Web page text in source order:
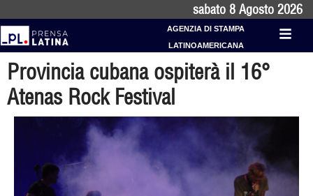
sabato 8 Agosto 2026
AGENZIA DI STAMPA
LATINOAMERICANA
Provincia cubana ospiterà il 16°
Atenas Rock Festival